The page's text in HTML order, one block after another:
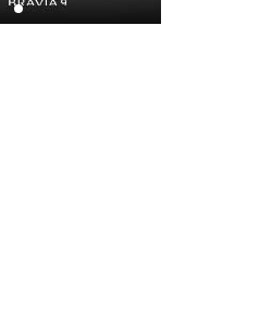
Монгол-Оросын хилийг